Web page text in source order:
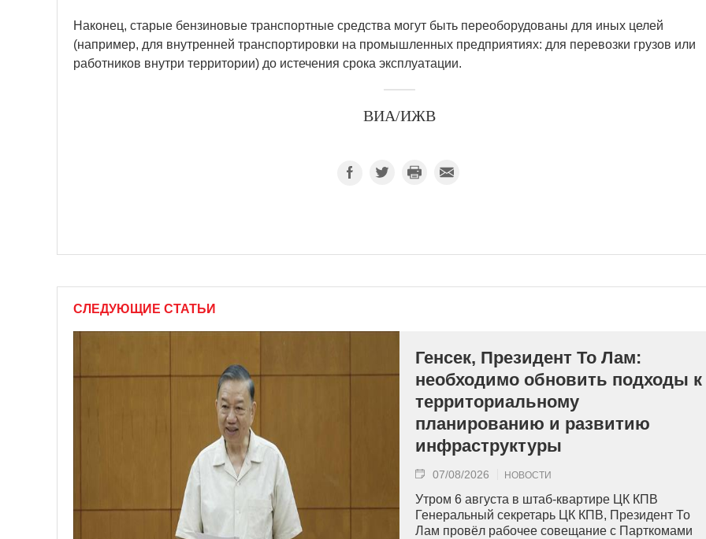
Наконец, старые бензиновые транспортные средства могут быть переоборудованы для иных целей
(например, для внутренней транспортировки на промышленных предприятиях: для перевозки грузов или
работников внутри территории) до истечения срока эксплуатации.
ВИА/ИЖВ
СЛЕДУЮЩИЕ СТАТЬИ
Генсек, Президент То Лам:
необходимо обновить подходы к
территориальному
планированию и развитию
инфраструктуры
07/08/2026 НОВОСТИ
Утром 6 августа в штаб-квартире ЦК КПВ
Генеральный секретарь ЦК КПВ, Президент То
Лам провёл рабочее совещание с Парткомами